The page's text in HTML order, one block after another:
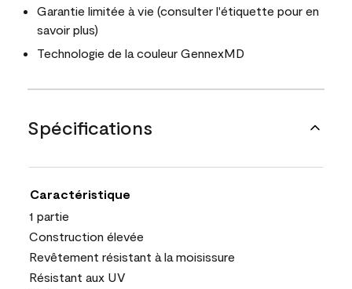
Garantie limitée à vie (consulter l'étiquette pour en
savoir plus)
Technologie de la couleur GennexMD
Spécifications
Caractéristique
1 partie
Construction élevée
Revêtement résistant à la moisissure
Résistant aux UV